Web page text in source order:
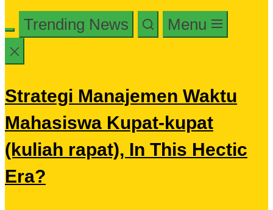
Trending News Menu
Strategi Manajemen Waktu
Mahasiswa Kupat-kupat
(kuliah rapat), In This Hectic
Era?